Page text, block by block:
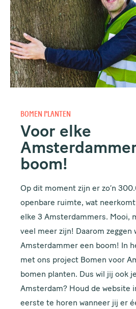
BOMEN PLANTEN
Voor elke
boom!
Op dit moment zijn er zo’n
openbare ruimte, wat
elke 3 Amsterdammers. Mooi,
veel meer zijn! Daarom zeggen
Amsterdammer een boom! In
met ons project Bomen voor
bomen planten. Dus wil jij ook
Amsterdam? Houd de website
eerste te horen wanneer jij er